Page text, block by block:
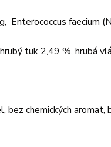
Enterococcus faecium
tuk 2,49 %, hrubá
bez chemických